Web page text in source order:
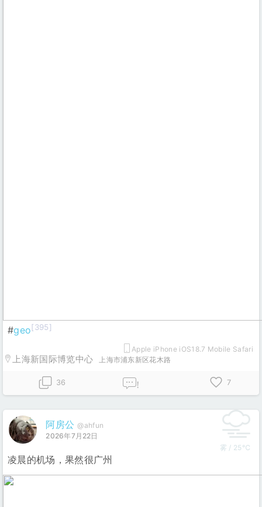
#geo[395]
Apple iPhone iOS18.7 Mobile Safari
上海新国际博览中心 上海市浦东新区花木路
36 ! 7
阿房公 @ahfun
2026年7月22日
雾 / 25℃
凌晨的机场，果然很广州